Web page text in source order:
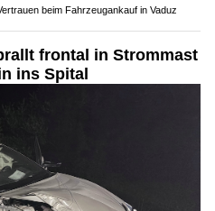
beim Fahrzeugankauf in Vaduz
frontal in Strommast
ins Spital